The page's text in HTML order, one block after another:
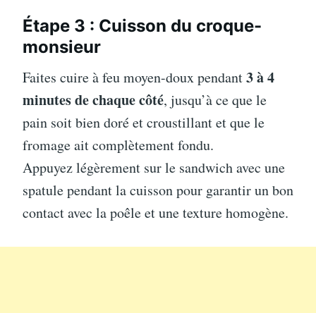
Étape 3 : Cuisson du croque-
monsieur
Faites cuire à feu moyen-doux pendant3 à 4
minutes de chaque côté, jusqu’à ce que le
pain soit bien doré et croustillant et que le
fromage ait complètement fondu.
Appuyez légèrement sur le sandwich avec une
spatule pendant la cuisson pour garantir un bon
contact avec la poêle et une texture homogène.